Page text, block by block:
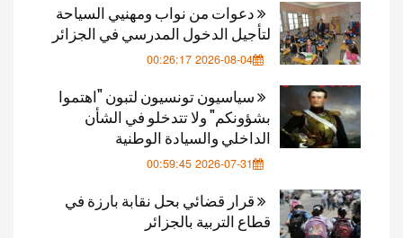
دعوات من نواب ومهنيي السياحة
لتأجيل الدخول المدرسي في الجزائر
2026-08-04 00:26:17
سياسيون تونسيون لتبون "اهتموا
بشؤونكم" ولا تتدخلو في الشأن
الداخلي والسيادة الوطنية
2026-07-31 00:59:45
قرار قضائي بحل نقابة بارزة في
قطاع التربية بالجزائر